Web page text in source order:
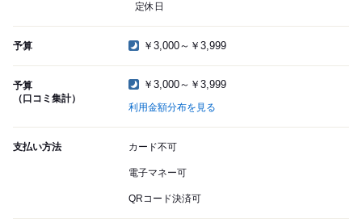
定休日
予算 ￥3,000～￥3,999
予算
（口コミ集計）
￥3,000～￥3,999
利用金額分布を見る
支払い方法 カード不可
電子マネー可
QRコード決済可